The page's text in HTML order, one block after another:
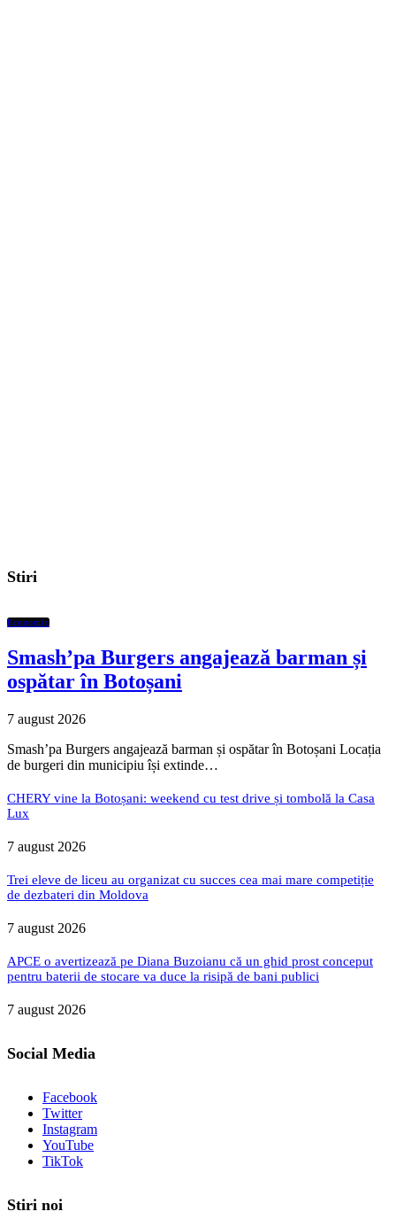
Stiri
Economic
Smash’pa Burgers angajează barman și
ospătar în Botoșani
7 august 2026
Smash’pa Burgers angajează barman și ospătar în Botoșani Locația
de burgeri din municipiu își extinde…
CHERY vine la Botoșani: weekend cu test drive și tombolă la Casa
Lux
7 august 2026
Trei eleve de liceu au organizat cu succes cea mai mare competiție
de dezbateri din Moldova
7 august 2026
APCE o avertizează pe Diana Buzoianu că un ghid prost conceput
pentru baterii de stocare va duce la risipă de bani publici
7 august 2026
Social Media
Facebook
Twitter
Instagram
YouTube
TikTok
Stiri noi